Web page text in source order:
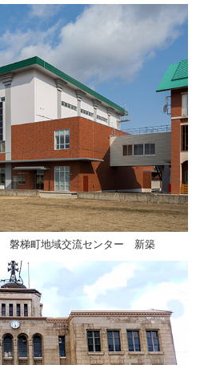
磐梯町地域交流センター 新築